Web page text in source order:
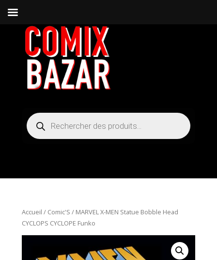
Recherche
de
produits
Accueil / Comic'S / MARVEL X-MEN Statue Bobble Head
CYCLOPS CYCLOPE Funko